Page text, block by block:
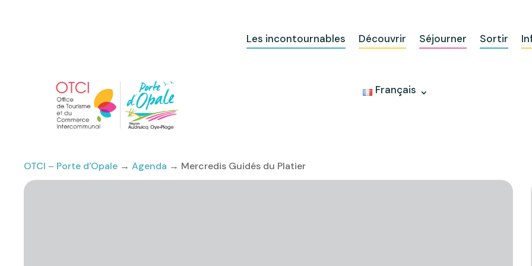
Les incontournables Découvrir Séjourner Sortir
Français
OTCI – Porte d'Opale → Agenda → Mercredis Guidés du Platier